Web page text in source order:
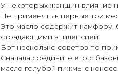
У некоторых женщин влияние
Не применять в первые три
Это масло содержит камфору,
страдающими эпилепсией
Вот несколько советов по
Сначала соедините его с
масло голубой пижмы с